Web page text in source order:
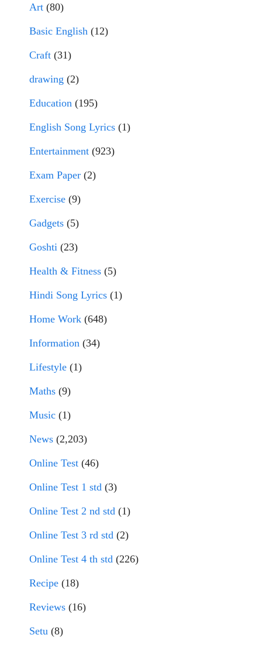
Art (80)
Basic English (12)
Craft (31)
drawing (2)
Education (195)
English Song Lyrics (1)
Entertainment (923)
Exam Paper (2)
Exercise (9)
Gadgets (5)
Goshti (23)
Health & Fitness (5)
Hindi Song Lyrics (1)
Home Work (648)
Information (34)
Lifestyle (1)
Maths (9)
Music (1)
News (2,203)
Online Test (46)
Online Test 1 std (3)
Online Test 2 nd std (1)
Online Test 3 rd std (2)
Online Test 4 th std (226)
Recipe (18)
Reviews (16)
Setu (8)